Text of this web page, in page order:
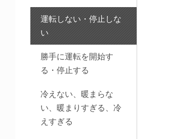
運転しない・停止しな
い
勝手に運転を開始す
る・停止する
冷えない、暖まらな
い、暖まりすぎる、冷
えすぎる